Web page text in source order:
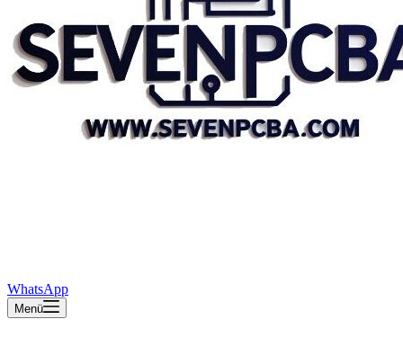
WhatsApp
Menü